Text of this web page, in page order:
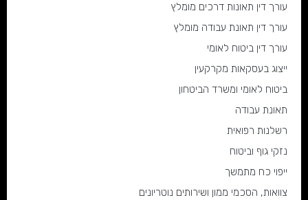
עורך דין תאונות דרכים מומלץ
עורך דין תאונת עבודה מומלץ
עורך דין ביטוח לאומי
ייצוג בעסקאות מקרקעין
ביטוח לאומי ומשרד הביטחון
תאונת עבודה
רשלנות רפואית
נזקי גוף וביטוח
ייפוי כח מתמשך
צוואות, הסכמי ממון ושירותים נוטריונים